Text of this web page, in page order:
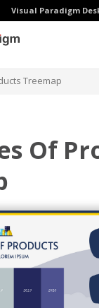
Visual Paradigm
Treemap
Of